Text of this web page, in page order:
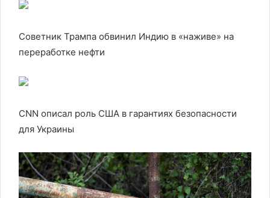
Советник Трампа обвинил Индию в «наживе» на
переработке нефти
CNN описал роль США в гарантиях безопасности
для Украины